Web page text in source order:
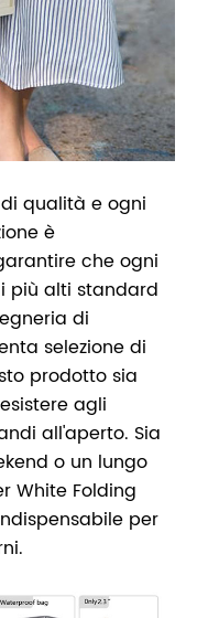
qualità e ogni
è
che ogni
più alti standard
di
selezione di
prodotto sia
agli
all'aperto. Sia
o un lungo
White Folding
per